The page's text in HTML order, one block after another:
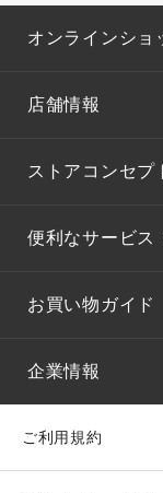
オンラインショ
店舗情報
ストアコンセプ
便利なサービス
お買い物ガイド
企業情報
ご利用規約